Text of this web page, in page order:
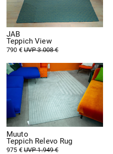
JAB
Teppich View
790 €UVP 3.008 €
Muuto
Teppich Relevo Rug
975 €UVP 1.949 €